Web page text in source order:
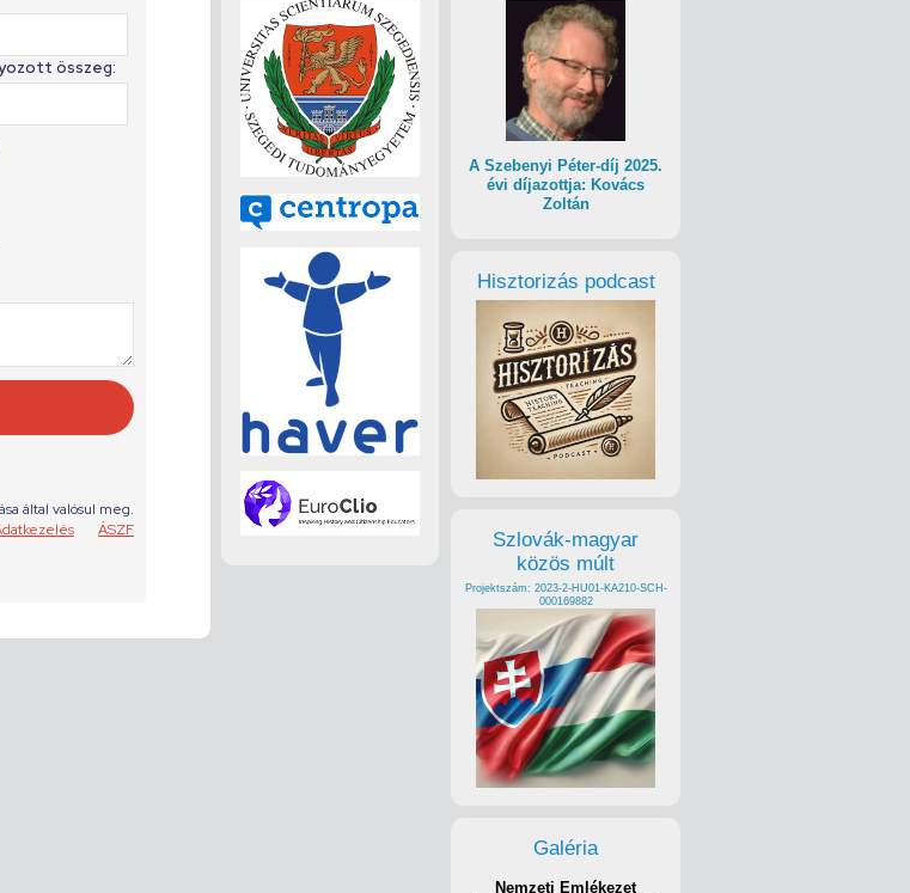
A Szebenyi Péter-díj 2025.
évi díjazottja: Kovács
Zoltán
Hisztorizás podcast
Szlovák-magyar
közös múlt
Projektszám: 2023-2-HU01-KA210-SCH-
000169882
Galéria
Nemzeti Emlékezet